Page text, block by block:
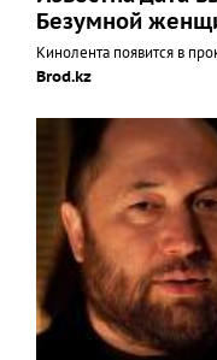
Безумной
Кинолента появится в
Brod.kz